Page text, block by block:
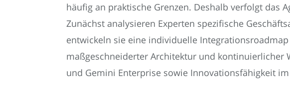
häufig an praktische Grenzen. Deshalb verfolgt das
Zunächst analysieren Experten spezifische
entwickeln sie eine individuelle
maßgeschneiderter Architektur und kontinuierlicher
und Gemini Enterprise sowie Innovationsfähigkeit